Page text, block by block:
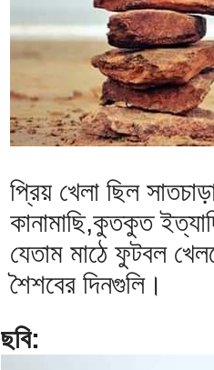
প্রিয় খেলা ছিল
কানামাছি,কুতকুত
যেতাম মাঠে ফুটবল
শৈশবের দিনগুলি।
ছবি: